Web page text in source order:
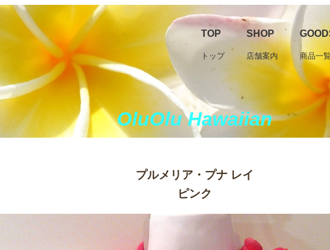
TOP
トップ
SHOP
店舗案内 商品一覧
OluOlu Hawaiian
プルメリア・プナ レイ
ピンク